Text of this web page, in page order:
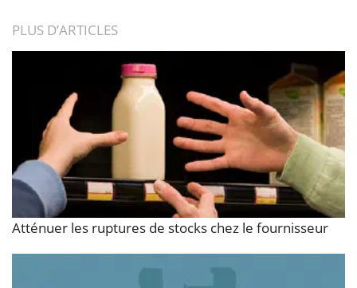
PLUS D’ARTICLES
Atténuer les ruptures de stocks chez le fournisseur